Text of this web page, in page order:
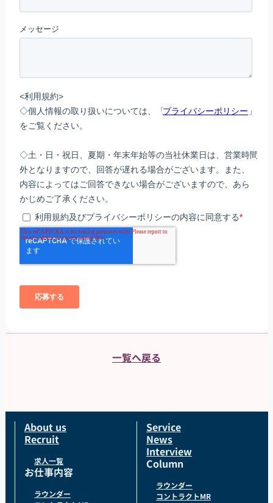
一覧へ戻る
About us
Recruit
求人一覧
お仕事内容
ラウンダー
Service
News
Interview
Column
ラウンダー
コントラクトMR